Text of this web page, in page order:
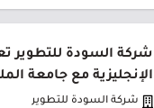
شركة السودة للتطوير
الإنجليزية مع جامعة
شركة السودة للتطوير